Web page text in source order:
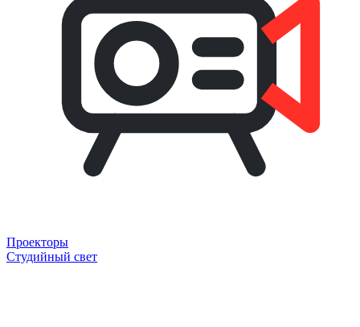
Проекторы
Студийный свет